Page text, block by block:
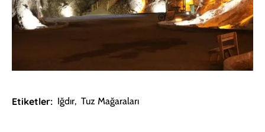
Etiketler: Iğdır, Tuz Mağaraları